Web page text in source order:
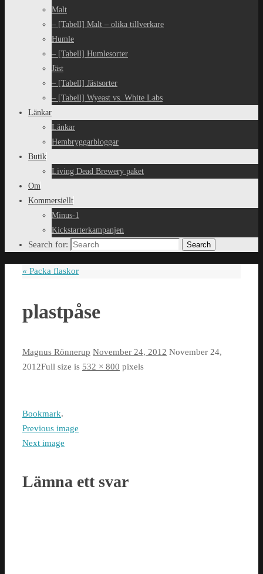
Malt
– [Tabell] Malt – olika tillverkare
Humle
– [Tabell] Humlesorter
Jäst
– [Tabell] Jästsorter
– [Tabell] Wyeast vs. White Labs
Länkar
Länkar
Hembryggarbloggar
Butik
Living Dead Brewery paket
Om
Kommersiellt
Minus-1
Kickstarterkampanjen
Search for: Search
« Packa flaskor
plastpåse
Magnus Rönnerup November 24, 2012 November 24,
2012Full size is 532 × 800 pixels
Bookmark.
Previous image
Next image
Lämna ett svar